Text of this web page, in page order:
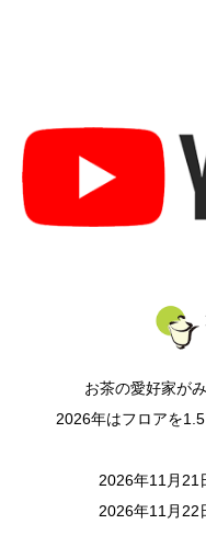
お茶の愛好家が
2026年はフロアを
2026年11月
2026年11月